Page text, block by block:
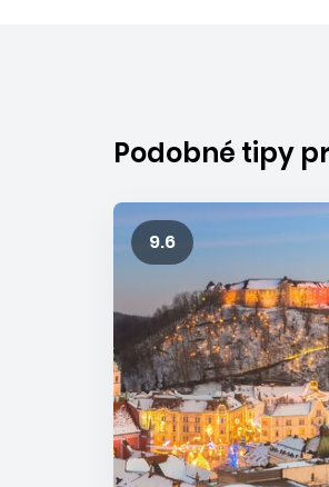
dovolenkám, no táto
omnoho viac, než len
miesta objaviť. Táto
ostrovov a ostrovčekov,
Obľúbené je hlavné
konajú jedny z
JadranuDubrovník,ale
mestečiek ako sú Trogir,
obľube sa tešia aj
nádherných scenérií,
parky Krka, Una alebo
miestnu kuchyňu, ktorá
Podobné tipy
9.6